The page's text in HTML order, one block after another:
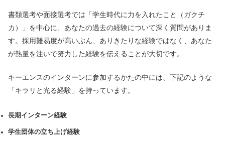
書類選考や面接選考では「学生時代に力を入れたこと（ガクチ
カ）」を中心に、あなたの過去の経験について深く質問がありま
す。採用難易度が高いぶん、ありきたりな経験ではなく、あなた
が熱量を注いで努力した経験を伝えることが大切です。
キーエンスのインターンに参加するかたの中には、下記のような
「キラリと光る経験」を持っています。
長期インターン経験
学生団体の立ち上げ経験